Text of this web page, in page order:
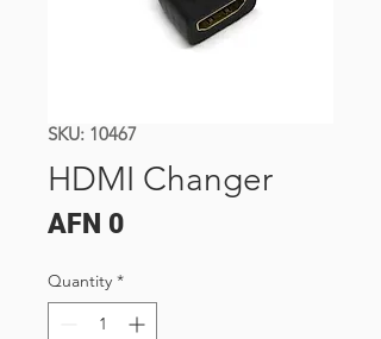
SKU: 10467
HDMI Changer
AFN 0Price
Quantity *